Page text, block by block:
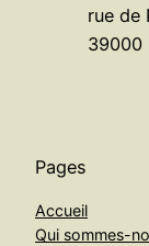
rue de
39000
Pages
Accueil
Qui sommes-